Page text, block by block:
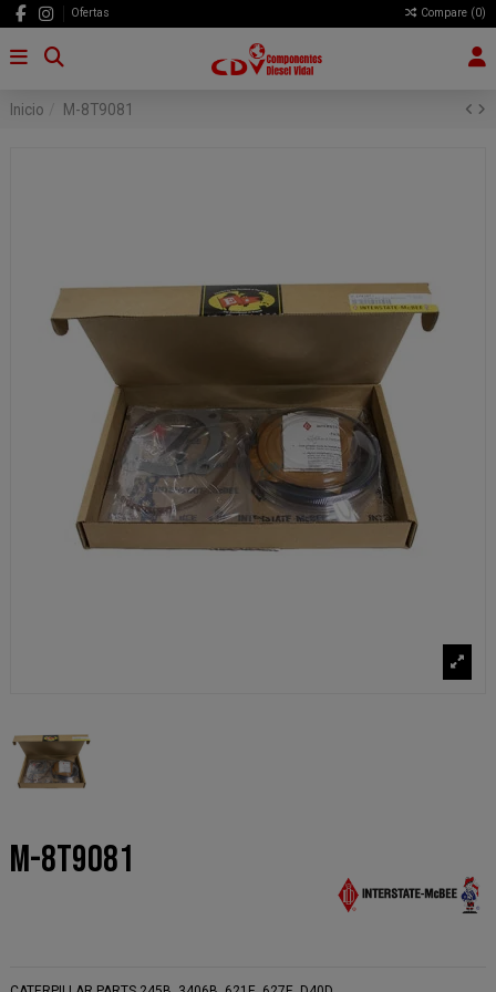
Ofertas Compare (0)
Inicio M-8T9081
M-8T9081